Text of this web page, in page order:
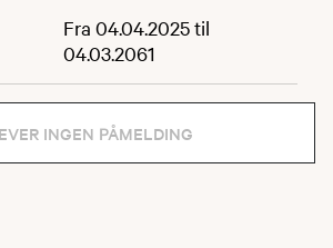
Fra 04.04.2025 til
04.03.2061
INGEN PÅMELDING